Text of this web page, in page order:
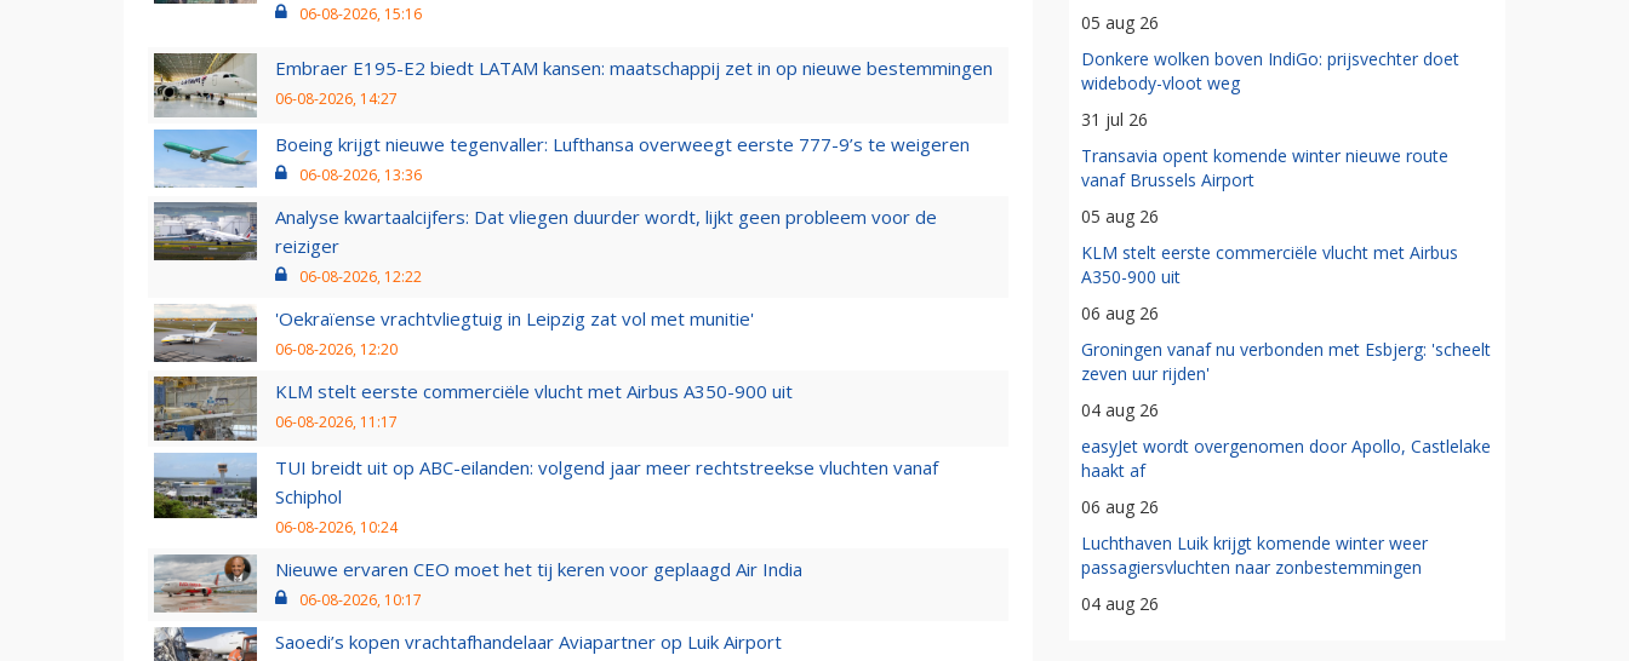
06-08-2026, 15:16
Embraer E195-E2 biedt LATAM kansen: maatschappij zet in op nieuwe bestemmingen
06-08-2026, 14:27
Boeing krijgt nieuwe tegenvaller: Lufthansa overweegt eerste 777-9’s te weigeren
06-08-2026, 13:36
Analyse kwartaalcijfers: Dat vliegen duurder wordt, lijkt geen probleem voor de
reiziger
06-08-2026, 12:22
'Oekraïense vrachtvliegtuig in Leipzig zat vol met munitie'
06-08-2026, 12:20
KLM stelt eerste commerciële vlucht met Airbus A350-900 uit
06-08-2026, 11:17
TUI breidt uit op ABC-eilanden: volgend jaar meer rechtstreekse vluchten vanaf
Schiphol
06-08-2026, 10:24
Nieuwe ervaren CEO moet het tij keren voor geplaagd Air India
06-08-2026, 10:17
Saoedi’s kopen vrachtafhandelaar Aviapartner op Luik Airport
05 aug 26
Donkere wolken boven IndiGo: prijsvechter doet
widebody-vloot weg
31 jul 26
Transavia opent komende winter nieuwe route
vanaf Brussels Airport
05 aug 26
KLM stelt eerste commerciële vlucht met Airbus
A350-900 uit
06 aug 26
Groningen vanaf nu verbonden met Esbjerg: 'scheelt
zeven uur rijden'
04 aug 26
easyJet wordt overgenomen door Apollo, Castlelake
haakt af
06 aug 26
Luchthaven Luik krijgt komende winter weer
passagiersvluchten naar zonbestemmingen
04 aug 26